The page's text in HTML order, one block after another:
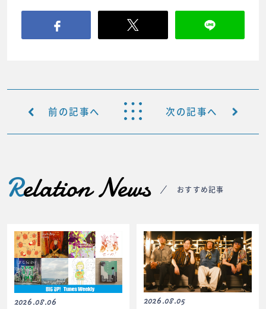
前の記事へ 次の記事へ
Relation News おすすめ記事
2026.08.06 2026.08.05